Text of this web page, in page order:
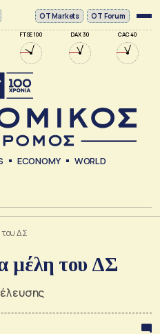
FTSE 100 DAX 30 CAC 40
ΟΤ Markets OT Forum
ECONOMY WORLD
του ΔΣ
μέλη του ΔΣ